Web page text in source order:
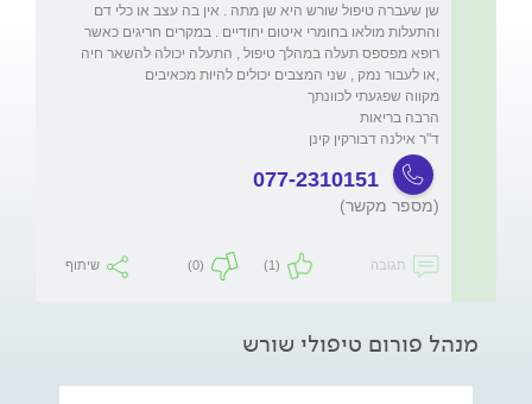
שן שעברה טיפול שורש היא שן מתה . אין בה עצב או כלי דם
והתעלות מולאו בחומרי איטום יחודיים . במקרים חריגים כאשר
רופא מפספס תעלה במהלך טיפול , התעלה יכולה להשאר חיה
ד"ר אילנה דבורקין קינן
077-2310151
(מספר מקשר)
תגובה (1)
(0) שיתוף
מנהל פורום טיפולי שורש